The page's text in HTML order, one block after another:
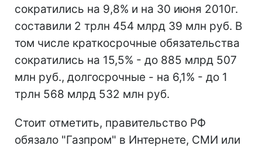
сократились на 9,8% и на 30 июня 2010г.
составили 2 трлн 454 млрд 39 млн руб. В
том числе краткосрочные обязательства
сократились на 15,5% - до 885 млрд 507
млн руб., долгосрочные - на 6,1% - до 1
трлн 568 млрд 532 млн руб.
Стоит отметить, правительство РФ
обязало "Газпром" в Интернете, СМИ или